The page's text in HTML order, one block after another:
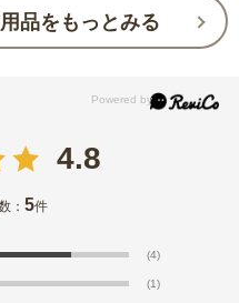
品をもっとみる
4.8
：5件
(4)
(1)